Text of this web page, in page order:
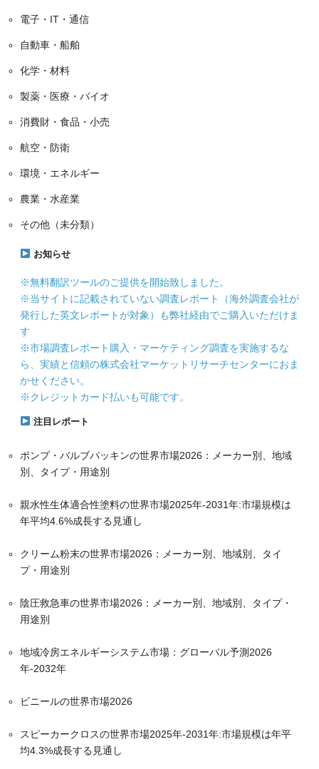
電子・IT・通信
自動車・船舶
化学・材料
製薬・医療・バイオ
消費財・食品・小売
航空・防衛
環境・エネルギー
農業・水産業
その他（未分類）
お知らせ
※無料翻訳ツールのご提供を開始致しました。
※当サイトに記載されていない調査レポート（海外調査会社が
発行した英文レポートが対象）も弊社経由でご購入いただけま
す
※市場調査レポート購入・マーケティング調査を実施するな
ら、実績と信頼の株式会社マーケットリサーチセンターにおま
かせください。
※クレジットカード払いも可能です。
注目レポート
ポンプ・バルブパッキンの世界市場2026：メーカー別、地域
別、タイプ・用途別
親水性生体適合性塗料の世界市場2025年-2031年:市場規模は
年平均4.6%成長する見通し
クリーム粉末の世界市場2026：メーカー別、地域別、タイ
プ・用途別
陰圧救急車の世界市場2026：メーカー別、地域別、タイプ・
用途別
地域冷房エネルギーシステム市場：グローバル予測2026
年-2032年
ビニールの世界市場2026
スピーカークロスの世界市場2025年-2031年:市場規模は年平
均4.3%成長する見通し